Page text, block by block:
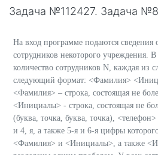
Задача №112427. Задача №8
На вход программе подаются сведения
сотрудников некоторого учреждения.
количество сотрудников N, каждая из
следующий формат: <Фамилия>
<Фамилия> – строка, состоящая не
<Инициалы> - строка, состоящая не
(буква, точка, буква, точка),
и 4, я, а также 5-я и 6-я цифры
<Фамилия> и <Инициалы>, а также